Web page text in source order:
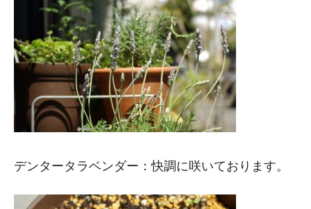
デンタータラベンダー：快調に咲いております。